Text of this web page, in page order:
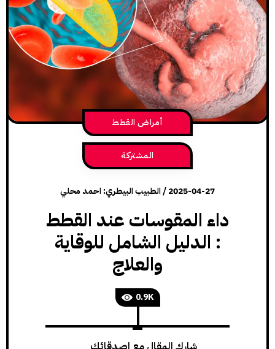
أمراض القطط
المشتركة
2025-04-27
/الطبيب البيطري: احمد محلي
داء المقوسات عند القطط
: الدليل الشامل للوقاية
والعلاج
0.9K